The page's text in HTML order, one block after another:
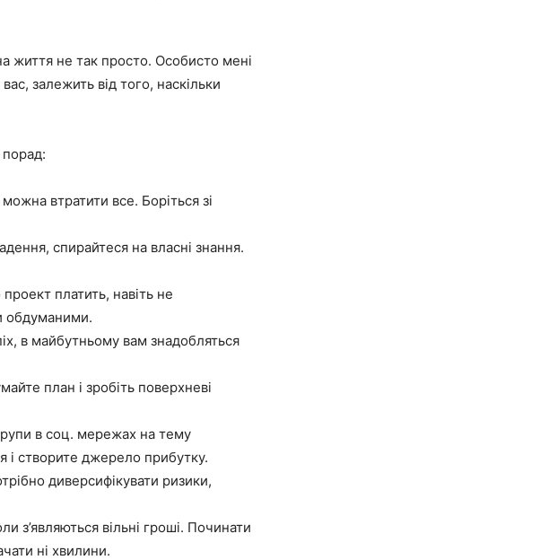
життя не так просто. Особисто мені
залежить від того, наскільки
втратити все. Боріться зі
спирайтеся на власні знання.
платить, навіть не
обдуманими.
в майбутньому вам знадобляться
план і зробіть поверхневі
в соц. мережах на тему
і створите джерело прибутку.
диверсифікувати ризики,
з’являються вільні гроші. Починати
ні хвилини.